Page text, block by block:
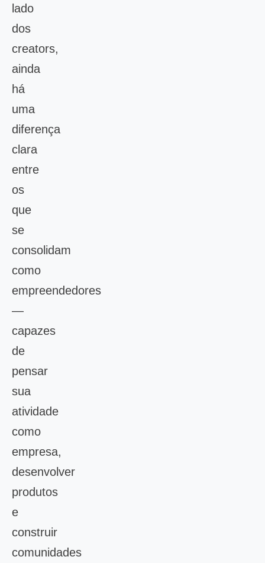
lado
dos
creators,
ainda
há
uma
diferença
clara
entre
os
que
se
consolidam
como
empreendedores
—
capazes
de
pensar
sua
atividade
como
empresa,
desenvolver
produtos
e
construir
comunidades